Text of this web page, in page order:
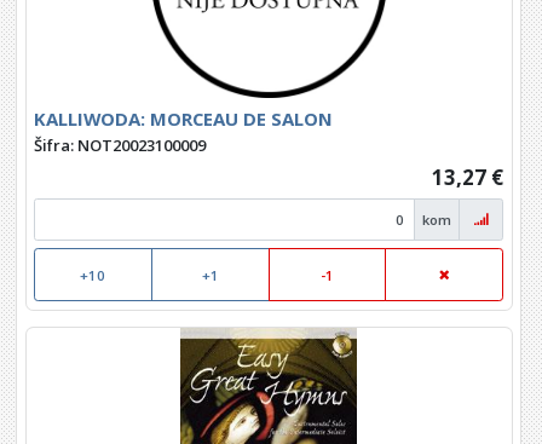
KALLIWODA: MORCEAU DE SALON
Šifra: NOT20023100009
13,27 €
kom
+10 +1 -1